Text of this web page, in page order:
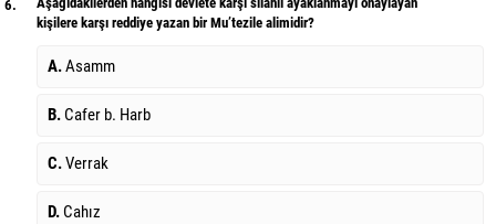
6.
kişilere karşı reddiye yazan bir Mu’tezile alimidir?
A.Asamm
B.Cafer b. Harb
C.Verrak
D.Cahız